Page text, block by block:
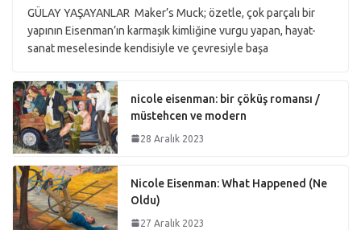
GÜLAY YAŞAYANLAR Maker’s Muck; özetle, çok parçalı bir
yapının Eisenman’ın karmaşık kimliğine vurgu yapan, hayat-
sanat meselesinde kendisiyle ve çevresiyle başa
nicole eisenman: bir çöküş romansı /
müstehcen ve modern
28 Aralık 2023
Nicole Eisenman: What Happened (Ne
Oldu)
27 Aralık 2023